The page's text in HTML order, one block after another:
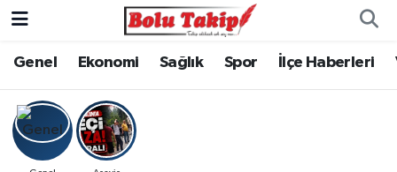
Genel Ekonomi Sağlık Spor İlçe Haberleri